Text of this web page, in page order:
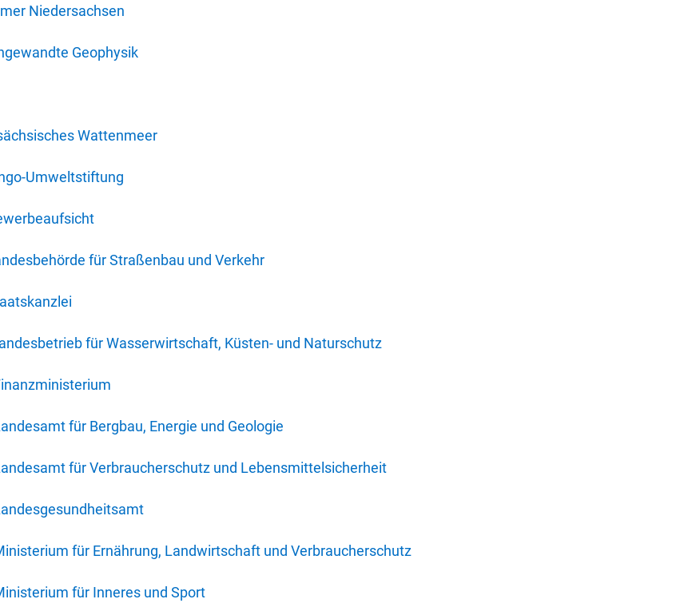
Niedersachsen
Geophysik
Wattenmeer
Umweltstiftung
für Straßenbau und Verkehr
für Wasserwirtschaft, Küsten- und Naturschutz
für Bergbau, Energie und Geologie
für Verbraucherschutz und Lebensmittelsicherheit
für Ernährung, Landwirtschaft und Verbraucherschutz
für Inneres und Sport